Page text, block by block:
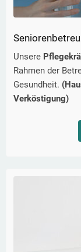
Unsere
Rahmen der
Gesundheit.
Verköstigung)